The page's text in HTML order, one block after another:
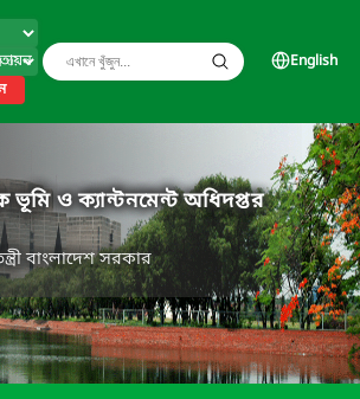
English
ভূমি ও ক্যান্টনমেন্ট অধিদপ্তর
বাংলাদেশ সরকার